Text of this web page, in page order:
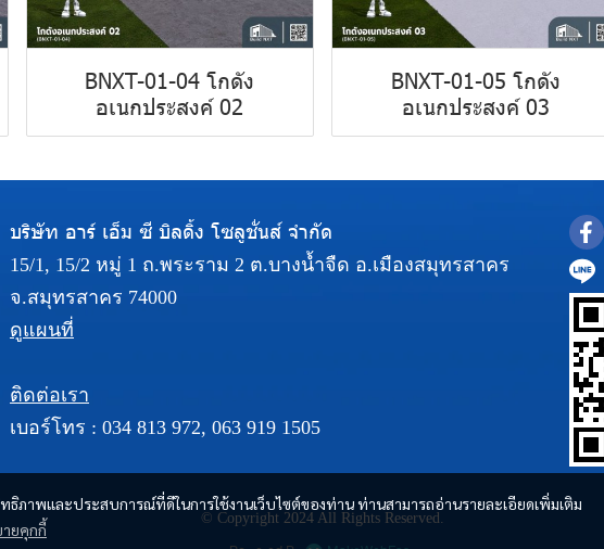
BNXT-01-04 โกดัง
อเนกประสงค์ 02
BNXT-01-05 โกดัง
อเนกประสงค์ 03
ธิภาพและประสบการณ์ที่ดีในการใช้งานเว็บไซต์ของท่าน ท่านสามารถอ่านรายละเอียดเพิ่มเติม
ยคุกกี้
บริษัท อาร์ เอ็ม ซี บิลดิ้ง โซลูชั่นส์ จำกัด
15/1, 15/2 หมู่ 1 ถ.พระราม 2 ต.บางน้ำจืด อ.เมืองสมุทรสาคร
จ.สมุทรสาคร 74000
ดูแผนที่
ติดต่อเรา
เบอร์โทร : 034 813 972, 063 919 1505
© Copyright 2024 All Rights Reserved.